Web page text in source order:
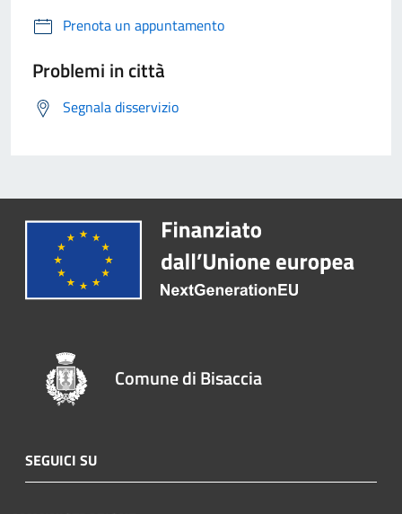
Prenota un appuntamento
Problemi in città
Segnala disservizio
Comune di Bisaccia
SEGUICI SU